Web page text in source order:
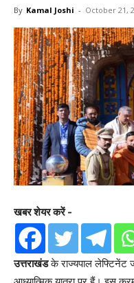
By Kamal Joshi - October 21,
खबर शेयर करें -
उत्तराखंडके राज्यपाल लेफ्टिनेंट